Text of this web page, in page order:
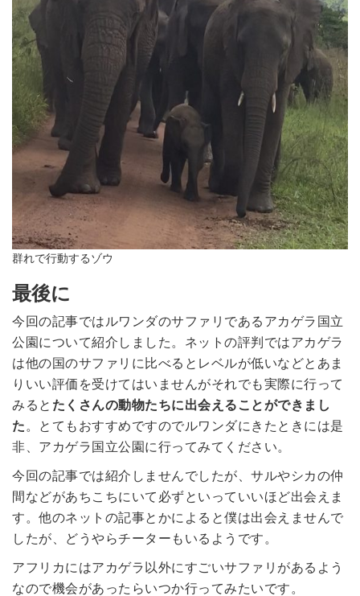
群れで行動するゾウ
最後に
今回の記事ではルワンダのサファリであるアカゲラ国立
公園について紹介しました。ネットの評判ではアカゲラ
は他の国のサファリに比べるとレベルが低いなどとあま
りいい評価を受けてはいませんがそれでも実際に行って
みると たくさんの動物たちに出会えることができまし
た 。とてもおすすめですのでルワンダにきたときには是
非、アカゲラ国立公園に行ってみてください。
今回の記事では紹介しませんでしたが、サルやシカの仲
間などがあちこちにいて必ずといっていいほど出会えま
す。他のネットの記事とかによると僕は出会えませんで
したが、どうやらチーターもいるようです。
アフリカにはアカゲラ以外にすごいサファリがあるよう
なので機会があったらいつか行ってみたいです。